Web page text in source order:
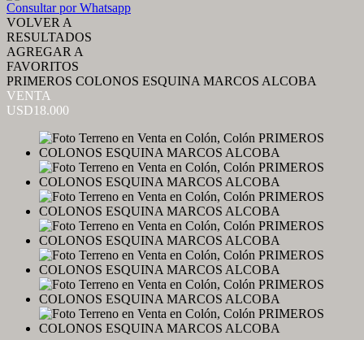
Consultar por Whatsapp
VOLVER A
RESULTADOS
AGREGAR A
FAVORITOS
PRIMEROS COLONOS ESQUINA MARCOS ALCOBA
VENTA
USD18.000